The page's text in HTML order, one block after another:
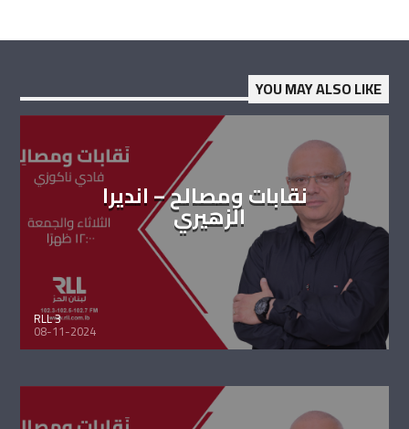
YOU MAY ALSO LIKE
نقابات ومصالح – انديرا
الزهيري
RLL 3
08-11-2024